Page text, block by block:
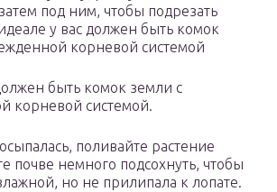
под ним, чтобы подрезать
у вас должен быть комок
корневой системой
быть комок земли с
корневой системой.
поливайте растение
почве немного подсохнуть, чтобы
но не прилипала к лопате.